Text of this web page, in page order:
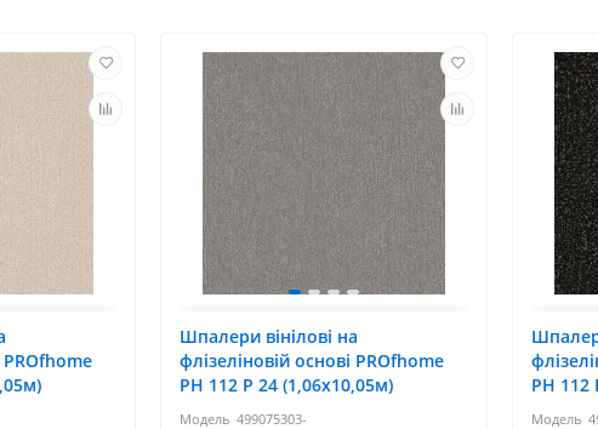
PROfhome
Шпалери вінілові на
флізеліновій основі PROfhome
РН 112 Р 24 (1,06x10,05м)
499075303-
РН 112